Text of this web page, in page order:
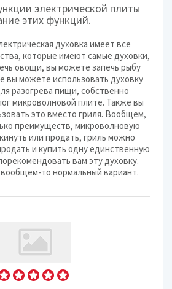
электрической плиты
этих функций.
духовка имеет все
которые имеют самые духовки,
овощи, вы можете запечь рыбу
вы можете использовать духовку
разогрева пищи, собственно
микроволновой плите. Также вы
это вместо гриля. Вообщем,
преимуществ, микроволновую
или продать, гриль можно
и купить одну единственную
вам эту духовку.
то нормальный вариант.